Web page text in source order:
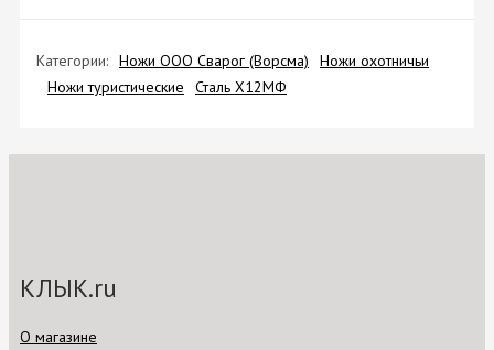
Категории: Ножи ООО Сварог (Ворсма)
Ножи охотничьи
Ножи туристические
Сталь Х12МФ
КЛЫК.ru
О магазине